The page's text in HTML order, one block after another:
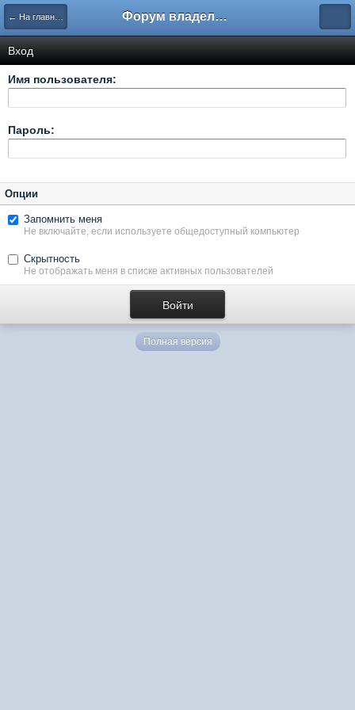
← На главную Форум владельцев интернет-магазинов
Вход
Имя пользователя:
Пароль:
Опции
Запомнить меня
Не включайте, если используете общедоступный компьютер
Скрытность
Не отображать меня в списке активных пользователей
Полная версия